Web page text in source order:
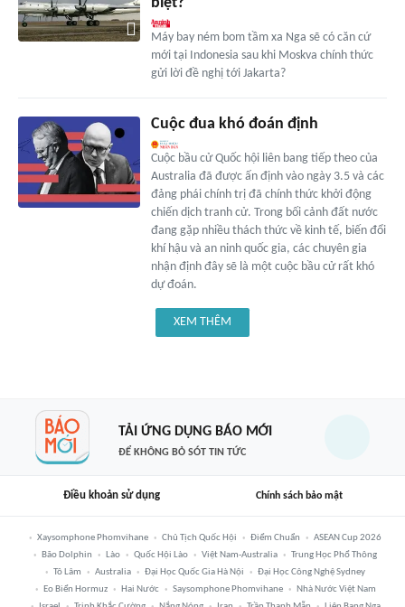
biệt?
Máy bay ném bom tầm xa Nga sẽ có căn cứ
mới tại Indonesia sau khi Moskva chính thức
gửi lời đề nghị tới Jakarta?
Cuộc đua khó đoán định
Cuộc bầu cử Quốc hội liên bang tiếp theo của
Australia đã được ấn định vào ngày 3.5 và các
đảng phái chính trị đã chính thức khởi động
chiến dịch tranh cử. Trong bối cảnh đất nước
đang gặp nhiều thách thức về kinh tế, biến đổi
khí hậu và an ninh quốc gia, các chuyên gia
nhận định đây sẽ là một cuộc bầu cử rất khó
dự đoán.
XEM THÊM
TẢI ỨNG DỤNG BÁO MỚI
ĐỂ KHÔNG BỎ SÓT TIN TỨC
Điều khoản sử dụng Chính sách bảo mật
Xaysomphone Phomvihane Chủ Tịch Quốc Hội Điểm Chuẩn
ASEAN Cup 2026
Bão Dolphin
Lào Quốc Hội Lào Việt Nam-Australia
Trung Học Phổ Thông
Tô Lâm
Australia Đại Học Quốc Gia Hà Nội
Đại Học Công Nghệ Sydney
Eo Biển Hormuz
Hai Nước Saysomphone Phomvihane
Nhà Nước Việt Nam